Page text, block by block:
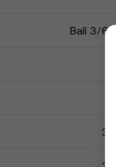
Bail 3/6/9
3